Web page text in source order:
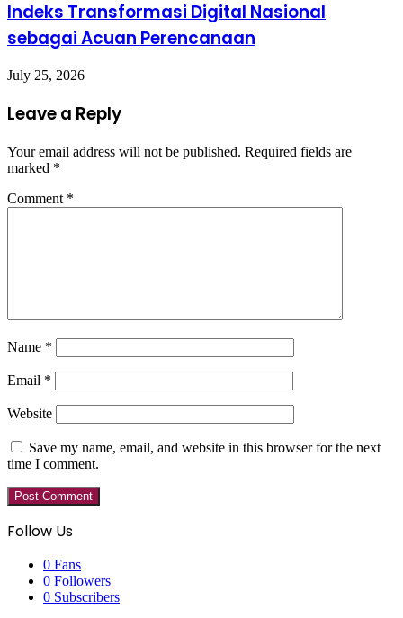
Indeks Transformasi Digital Nasional
sebagai Acuan Perencanaan
July 25, 2026
Leave a Reply
Your email address will not be published. Required fields are
marked *
Comment *
Name *
Email *
Website
Save my name, email, and website in this browser for the next
time I comment.
Follow Us
0 Fans
0 Followers
0 Subscribers